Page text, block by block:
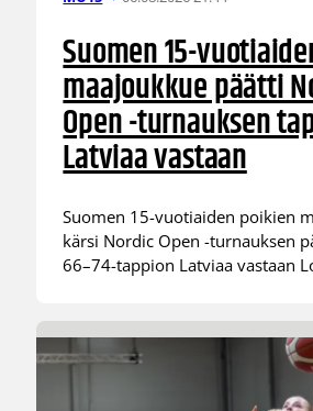
Suomen 15-
maajoukkue päätti
Open -turnauksen
Latviaa vastaan
Suomen 15-vuotiaiden poikien
kärsi Nordic Open -turnauksen
66–74-tappion Latviaa vastaan